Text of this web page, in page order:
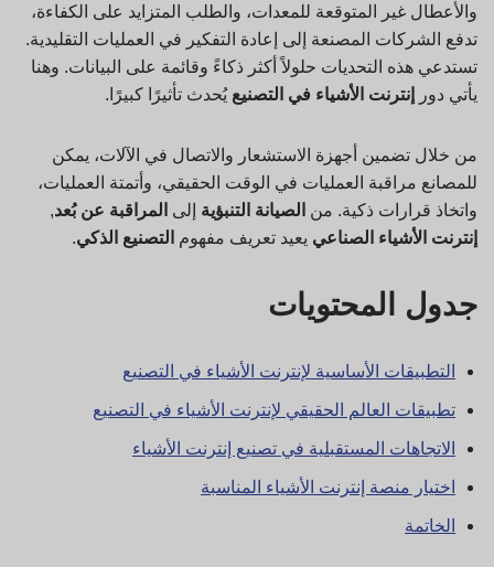
والأعطال غير المتوقعة للمعدات، والطلب المتزايد على الكفاءة،
تدفع الشركات المصنعة إلى إعادة التفكير في العمليات التقليدية.
تستدعي هذه التحديات حلولاً أكثر ذكاءً وقائمة على البيانات. وهنا
يأتي دور
إنترنت الأشياء في التصنيع يُحدث تأثيرًا كبيرًا.
من خلال تضمين أجهزة الاستشعار والاتصال في الآلات، يمكن
للمصانع مراقبة العمليات في الوقت الحقيقي، وأتمتة العمليات،
واتخاذ قرارات ذكية. من الصيانة التنبؤية إلى المراقبة عن بُعد,
إنترنت الأشياء الصناعي يعيد تعريف مفهوم التصنيع الذكي.
جدول المحتويات
التطبيقات الأساسية لإنترنت الأشياء في التصنيع
تطبيقات العالم الحقيقي لإنترنت الأشياء في التصنيع
الاتجاهات المستقبلية في تصنيع إنترنت الأشياء
اختيار منصة إنترنت الأشياء المناسبة
الخاتمة